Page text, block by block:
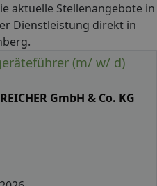
aktuelle Stellenangebote in
Dienstleistung direkt in
(m/ w/ d)
GmbH & Co. KG